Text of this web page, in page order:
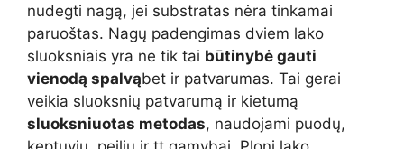
nudegti nagą, jei substratas nėra tinkamai
paruoštas. Nagų padengimas dviem lako
sluoksniais yra ne tik tai būtinybė gauti
vienodą spalvąbet ir patvarumas. Tai gerai
veikia sluoksnių patvarumą ir kietumą
sluoksniuotas metodas, naudojami puodų,